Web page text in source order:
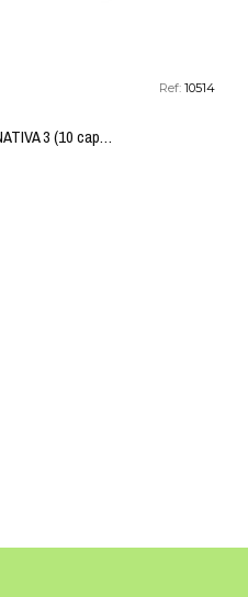
Ref: 10514
Cafe forte ALTERNATIVA 3 (10 capsulas TUV) BIO